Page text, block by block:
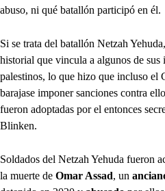
abuso, ni qué batallón participó en él.
Si se trata del batallón Netzah
historial que vincula a algunos de sus
palestinos, lo que hizo que incluso el
barajase imponer sanciones contra
fueron adoptadas por el entonces
Blinken.
Soldados del Netzah Yehuda fueron
la muerte de Omar Assad, un